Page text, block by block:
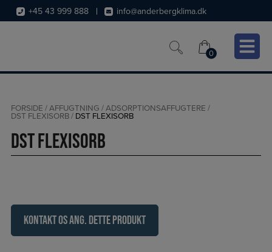
Hop
til
+45 43 999 888 info@anderbergklima.dk
0
0
FORSIDE /AFFUGTNING /ADSORPTIONSAFFUGTERE /
DST FLEXISORB/ DST FLEXISORB
DST FLEXISORB
Kontakt os ang. dette produkt